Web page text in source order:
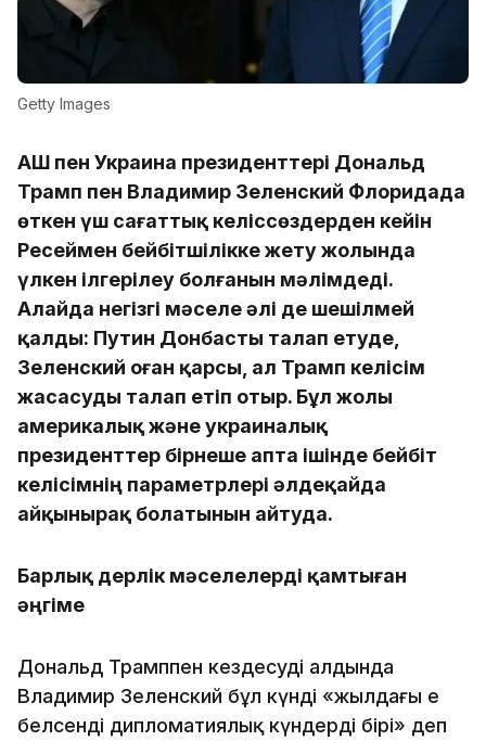
Getty Images
АҚШ пен Украина президенттері Дональд
Трамп пен Владимир Зеленский Флоридада
өткен үш сағаттық келіссөздерден кейін
Ресеймен бейбітшілікке жету жолында
үлкен ілгерілеу болғанын мәлімдеді.
Алайда негізгі мәселе әлі де шешілмей
қалды: Путин Донбасты талап етуде,
Зеленский оған қарсы, ал Трамп келісім
жасасуды талап етіп отыр. Бұл жолы
америкалық және украиналық
президенттер бірнеше апта ішінде бейбіт
келісімнің параметрлері әлдеқайда
айқынырақ болатынын айтуда.
Барлық дерлік мәселелерді қамтыған
әңгіме
Дональд Трамппен кездесудің алдында
Владимир Зеленский бұл күнді «жылдағы ең
белсенді дипломатиялық күндердің бірі» деп